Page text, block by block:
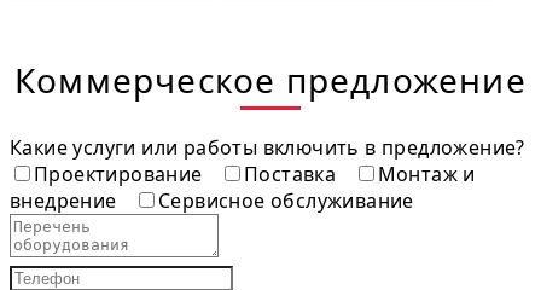
Коммерческое предложение
Какие услуги или работы включить в предложение?
Проектирование
Поставка
Монтаж и
внедрение
Сервисное обслуживание